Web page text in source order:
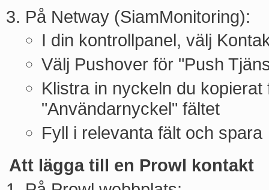
På Netway (SiamMonitoring):
I din kontrollpanel, välj
Välj Pushover för "Push
Klistra in nyckeln du
"Användarnyckel" fältet
Fyll i relevanta fält och spara
Att lägga till en Prowl kontakt